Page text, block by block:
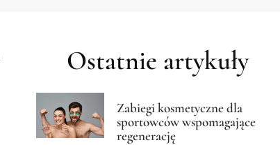
Ostatnie artykuły
Zabiegi kosmetyczne dla
sportowców wspomagające
regenerację